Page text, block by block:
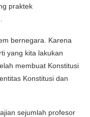
praktek
bernegara. Karena
yang kita lakukan
membuat Konstitusi
Konstitusi dan
sejumlah profesor